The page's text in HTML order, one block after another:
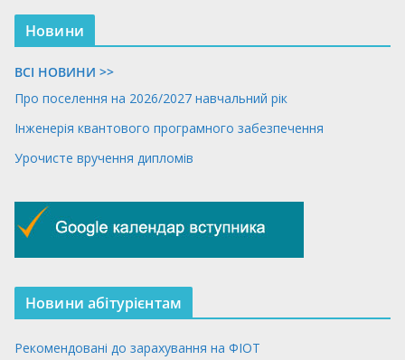
Новини
ВСІ НОВИНИ >>
Про поселення на 2026/2027 навчальний рік
Інженерія квантового програмного забезпечення
Урочисте вручення дипломів
Новини абітурієнтам
Рекомендовані до зарахування на ФІОТ